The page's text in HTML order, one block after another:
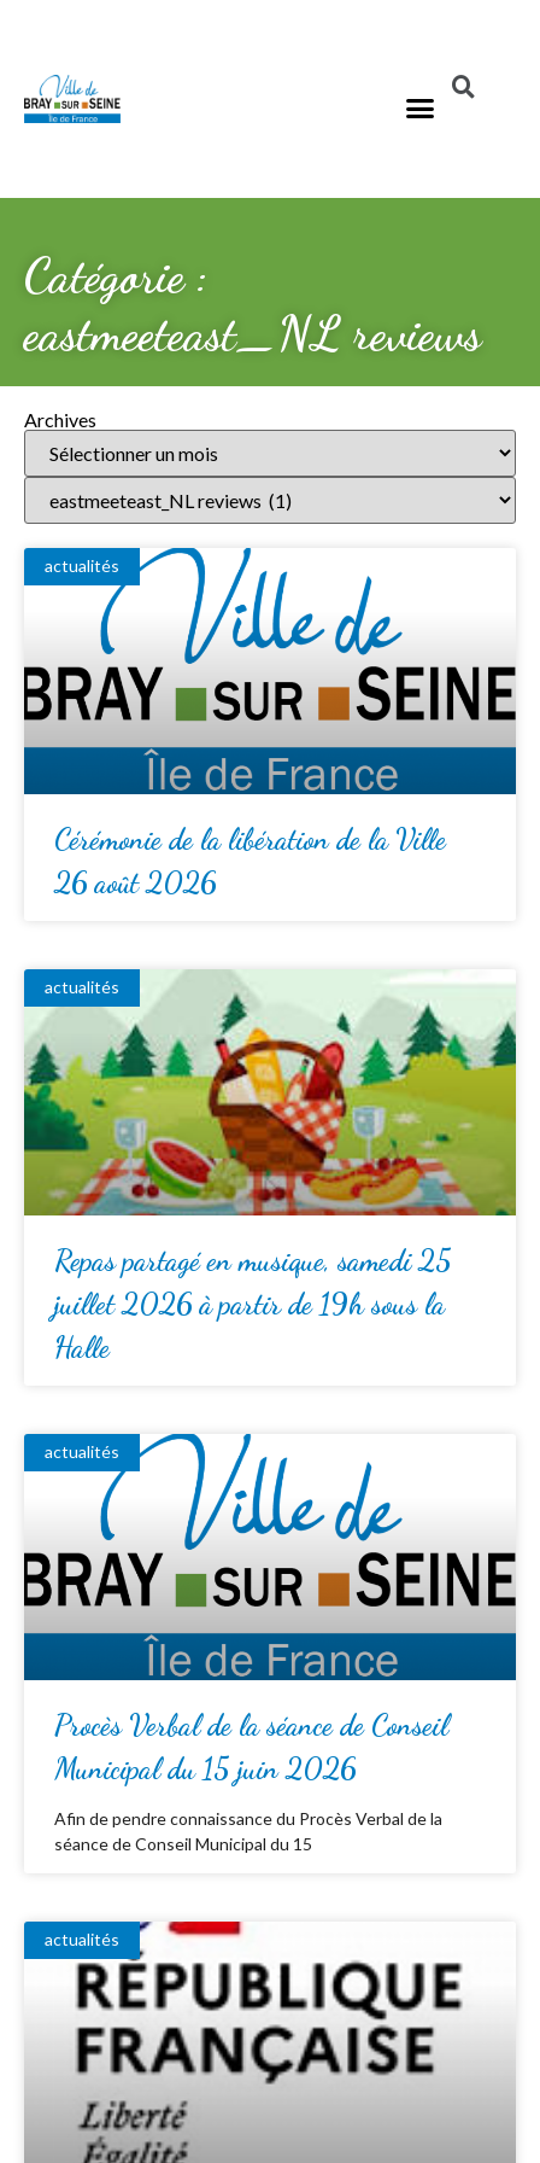
Catégorie :
eastmeeteast_NL reviews
Archives
actualités
Cérémonie de la libération de la Ville
26 août 2026
actualités
Repas partagé en musique, samedi 25
juillet 2026 à partir de 19h sous la
Halle
actualités
Procès Verbal de la séance de Conseil
Municipal du 15 juin 2026
Afin de pendre connaissance du Procès Verbal de la
séance de Conseil Municipal du 15
actualités